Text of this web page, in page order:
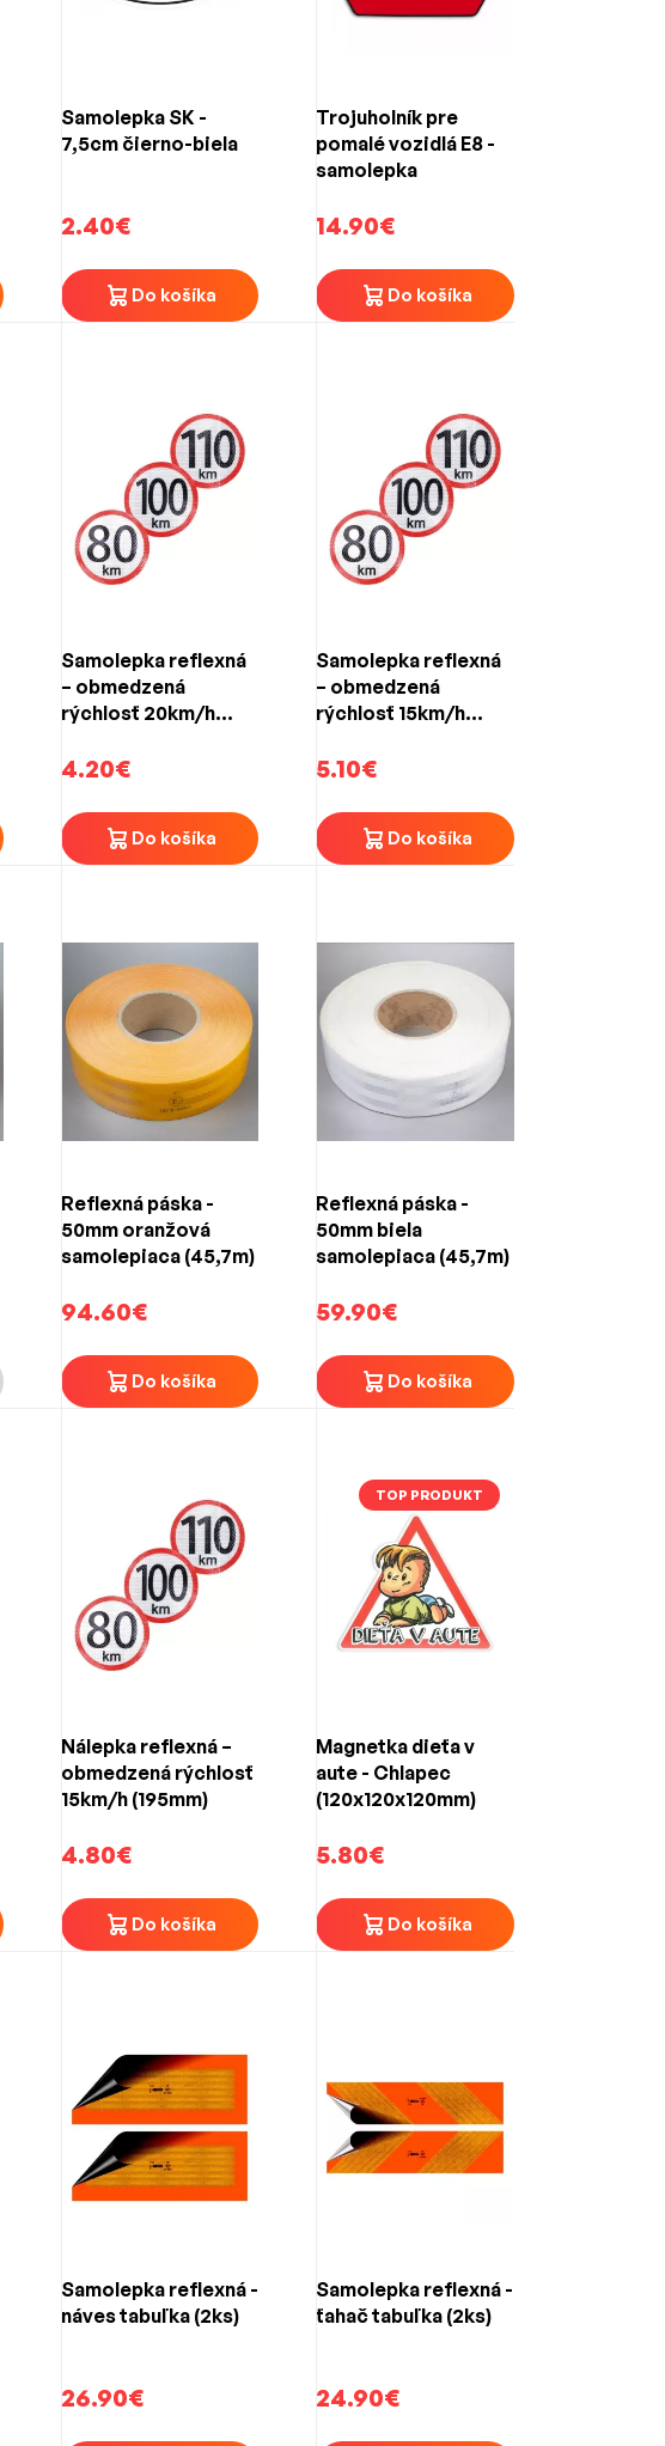
Samolepka SK -
7,5cm čierno-biela
2.40€
Do košíka
Trojuholník pre
pomalé vozidlá E8 -
samolepka
14.90€
Do košíka
Samolepka reflexná
– obmedzená
rýchlosť 20km/h
4.20€
Do košíka
Samolepka reflexná
– obmedzená
rýchlosť 15km/h
5.10€
Do košíka
Reflexná páska -
50mm oranžová
samolepiaca (45,7m)
94.60€
Do košíka
Reflexná páska -
50mm biela
samolepiaca (45,7m)
59.90€
Do košíka
Nálepka reflexná –
obmedzená rýchlosť
15km/h (195mm)
4.80€
Do košíka
TOP PRODUKT
Magnetka dieťa v
aute - Chlapec
(120x120x120mm)
5.80€
Do košíka
Samolepka reflexná -
náves tabuľka (2ks)
26.90€
Samolepka reflexná -
ťahač tabuľka (2ks)
24.90€